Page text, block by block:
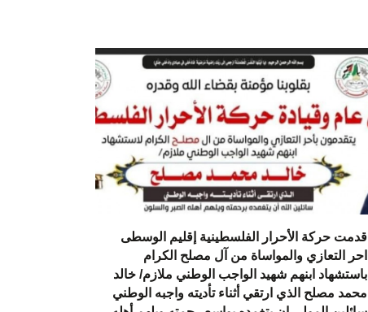
قدمت حركة الأحرار الفلسطينية إقليم الوسطى
احر التعازي والمواساة من آل مصلح الكرام
باستشهاد ابنهم شهيد الواجب الوطني ملازم/ خالد
محمد مصلح الذي ارتقي أثناء تأديته واجبه الوطني